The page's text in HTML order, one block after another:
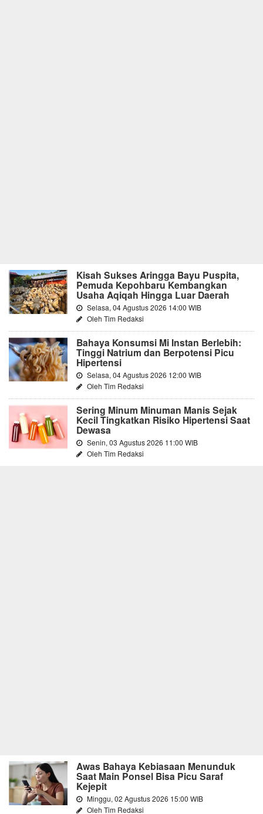
Kisah Sukses Aringga Bayu Puspita,
Pemuda Kepohbaru Kembangkan
Usaha Aqiqah Hingga Luar Daerah
Selasa, 04 Agustus 2026 14:00 WIB
Oleh Tim Redaksi
Bahaya Konsumsi Mi Instan Berlebih:
Tinggi Natrium dan Berpotensi Picu
Hipertensi
Selasa, 04 Agustus 2026 12:00 WIB
Oleh Tim Redaksi
Sering Minum Minuman Manis Sejak
Kecil Tingkatkan Risiko Hipertensi Saat
Dewasa
Senin, 03 Agustus 2026 11:00 WIB
Oleh Tim Redaksi
Awas Bahaya Kebiasaan Menunduk
Saat Main Ponsel Bisa Picu Saraf
Kejepit
Minggu, 02 Agustus 2026 15:00 WIB
Oleh Tim Redaksi